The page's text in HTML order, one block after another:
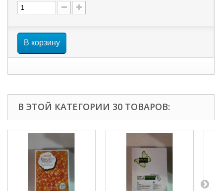
В корзину
В ЭТОЙ КАТЕГОРИИ 30 ТОВАРОВ: